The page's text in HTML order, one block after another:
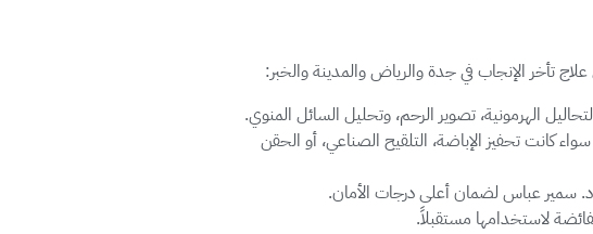
تأخر الإنجاب في جدة والرياض والمدينة والخبر:
الهرمونية، تصوير الرحم، وتحليل السائل المنوي.
كانت تحفيز الإباضة، التلقيح الصناعي، أو الحقن
سمير عباس لضمان أعلى درجات الأمان.
لاستخدامها مستقبلاً.